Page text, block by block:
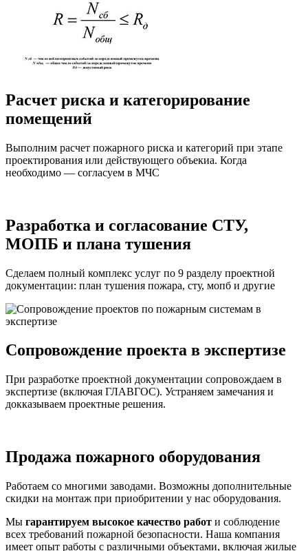
Расчет риска и категорирование
помещений
Выполним расчет пожарного риска и категорий при этапе
проектирования или действующего объекиа. Когда
необходимо — согласуем в МЧС
Разработка и согласование СТУ,
МОПБ и плана тушения
Сделаем полный комплекс услуг по 9 разделу проектной
документации: план тушения пожара, сту, мопб и другие
Сопровождение проекта в экспертизе
При разработке проектной документации сопровождаем в
экспертизе (включая ГЛАВГОС). Устраняем замечания и
докказываем проектные решения.
Продажа пожарного оборудования
Работаем со многими заводами. Возможны дополнительные
скидки на монтаж при приобритении у нас оборудования.
Мы гарантируем высокое качество работ и соблюдение
всех требований пожарной безопасности. Наша компания
имеет опыт работы с различными объектами, включая жилые